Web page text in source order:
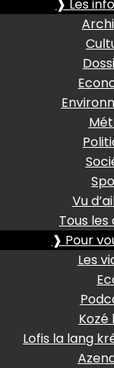
❱ Les
Vu
Tous
❱ Pour
Les
Kozé
Lofis la lang